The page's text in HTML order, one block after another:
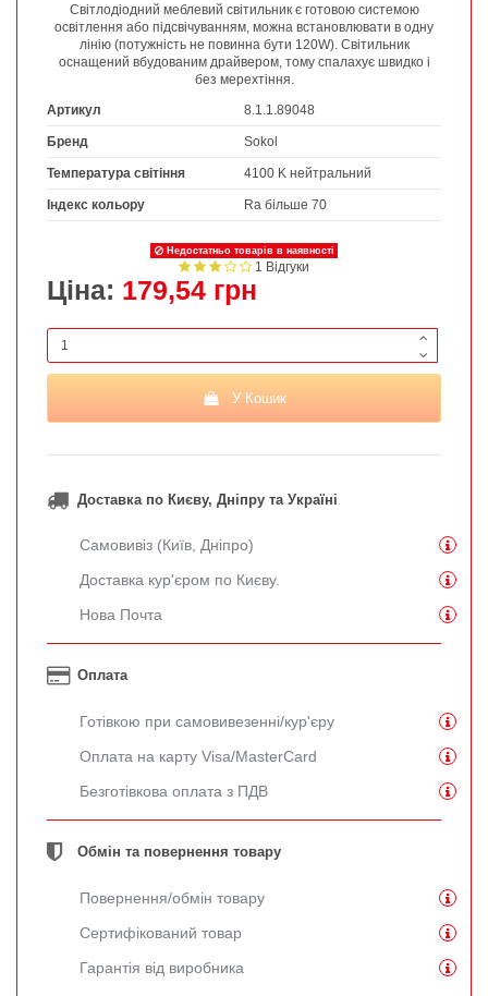
Світлодіодний меблевий світильник є готовою системою
освітлення або підсвічуванням, можна встановлювати в одну
лінію (потужність не повинна бути 120W). Світильник
оснащений вбудованим драйвером, тому спалахує швидко і
без мерехтіння.
Артикул
8.1.1.89048
Бренд Sokol
Температура світіння 4100 K нейтральний
Індекс кольору Ra більше 70
Недостатньо товарів в наявності
1 Відгуки
Ціна: 179,54 грн
У Кошик
Доставка по Києву, Дніпру та Україні
Самовивіз (Київ, Дніпро)
Доставка кур'єром по Києву.
Нова Почта
Оплата
Готівкою при самовивезенні/кур'єру
Оплата на карту Visa/MasterCard
Безготівкова оплата з ПДВ
Обмін та повернення товару
Повернення/обмін товару
Сертифікований товар
Гарантія від виробника